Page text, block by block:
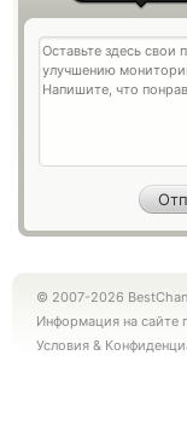
© 2007-2026
Информация на сайте
Условия &